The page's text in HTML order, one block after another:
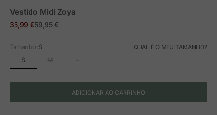
Vestido Midi Zoya
Preço em promoção
35,99 €Preço normal
59,95 €
Tamanho:S QUAL É O MEU TAMANHO?
S M L
ADICIONAR AO CARRINHO